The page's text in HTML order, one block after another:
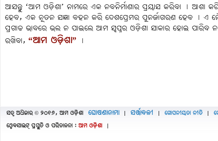
ଆସନ୍ତୁ ‘ଆମ ଓଡ଼ିଶା’ ନାମରେ ଏକ ନବନିର୍ମାଣାର ପ୍ରୟାସ କରିବା ୤ ଆଶା
ହେବ, ଏକ ନୂତନ ସଜ୍ଞା ବହନ କରି ଦେଶପ୍ରେମର ପୁନର୍ଜାଗରଣ ହେବ ୤ ଏ
ପ୍ରଗାଢ ଭାବରେ ଭଲ ନ ପାଇଲେ ଆମ ସ୍ବପ୍ନର ଓଡ଼ିଶା ସାକାର ହୋଇ
ରଖିବା, “ଆମ ଓଡ଼ିଶା” ୤
ସତ୍ବ ଅଧିକାର © ୨୦୧୬, ଆମ ଓଡ଼ିଶା ଘୋଷଣାନାମା | ସର୍ତ୍ତାବଳୀ | ଗୋପନୀୟତା ନୀତି |
ୱେବସାଇଟ୍ ପ୍ରସ୍ତୁତି ଓ ପରିଚାଳନା : ଆମ ଓଡ଼ିଶା |